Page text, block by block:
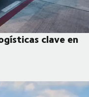
clave en
en Enero–Febrero